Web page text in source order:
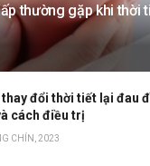
thường gặp khi thời
đổi thời tiết lại đau
cách điều trị
CHÍN, 2023